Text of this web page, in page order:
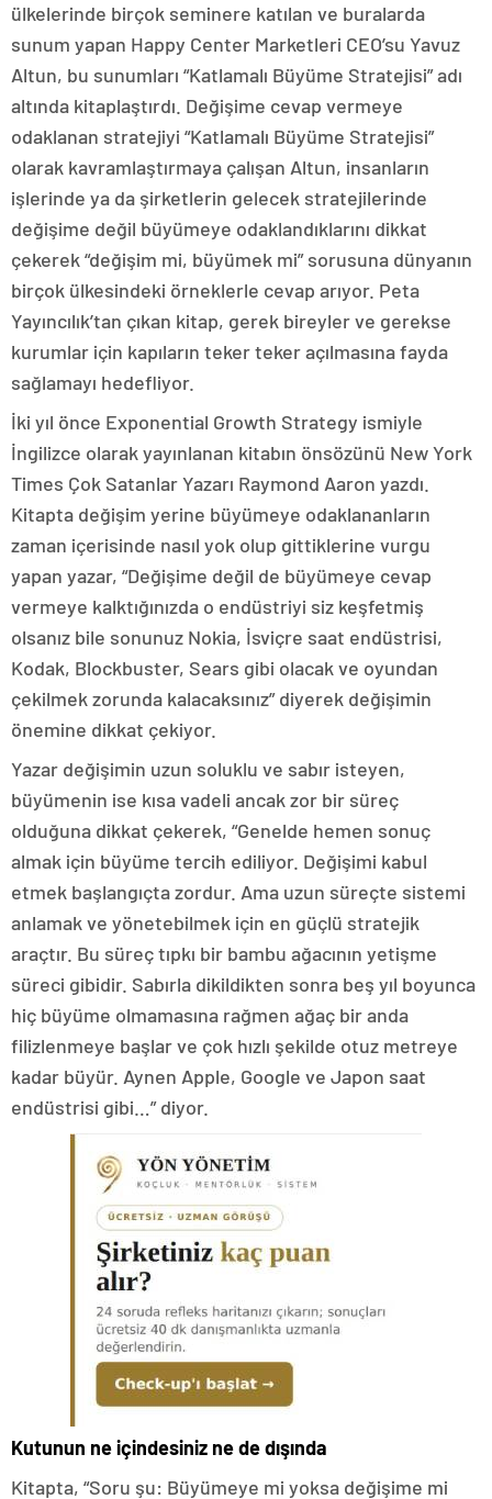
ülkelerinde birçok seminere katılan ve buralarda
sunum yapan Happy Center Marketleri CEO’su Yavuz
Altun, bu sunumları “Katlamalı Büyüme Stratejisi” adı
altında kitaplaştırdı. Değişime cevap vermeye
odaklanan stratejiyi “Katlamalı Büyüme Stratejisi”
olarak kavramlaştırmaya çalışan Altun, insanların
işlerinde ya da şirketlerin gelecek stratejilerinde
değişime değil büyümeye odaklandıklarını dikkat
çekerek “değişim mi, büyümek mi” sorusuna dünyanın
birçok ülkesindeki örneklerle cevap arıyor. Peta
Yayıncılık’tan çıkan kitap, gerek bireyler ve gerekse
kurumlar için kapıların teker teker açılmasına fayda
sağlamayı hedefliyor.
İki yıl önce Exponential Growth Strategy ismiyle
İngilizce olarak yayınlanan kitabın önsözünü New York
Times Çok Satanlar Yazarı Raymond Aaron yazdı.
Kitapta değişim yerine büyümeye odaklananların
zaman içerisinde nasıl yok olup gittiklerine vurgu
yapan yazar, “Değişime değil de büyümeye cevap
vermeye kalktığınızda o endüstriyi siz keşfetmiş
olsanız bile sonunuz Nokia, İsviçre saat endüstrisi,
Kodak, Blockbuster, Sears gibi olacak ve oyundan
çekilmek zorunda kalacaksınız” diyerek değişimin
önemine dikkat çekiyor.
Yazar değişimin uzun soluklu ve sabır isteyen,
büyümenin ise kısa vadeli ancak zor bir süreç
olduğuna dikkat çekerek, “Genelde hemen sonuç
almak için büyüme tercih ediliyor. Değişimi kabul
etmek başlangıçta zordur. Ama uzun süreçte sistemi
anlamak ve yönetebilmek için en güçlü stratejik
araçtır. Bu süreç tıpkı bir bambu ağacının yetişme
süreci gibidir. Sabırla dikildikten sonra beş yıl boyunca
hiç büyüme olmamasına rağmen ağaç bir anda
filizlenmeye başlar ve çok hızlı şekilde otuz metreye
kadar büyür. Aynen Apple, Google ve Japon saat
endüstrisi gibi…” diyor.
Kutunun ne içindesiniz ne de dışında
Kitapta, “Soru şu: Büyümeye mi yoksa değişime mi